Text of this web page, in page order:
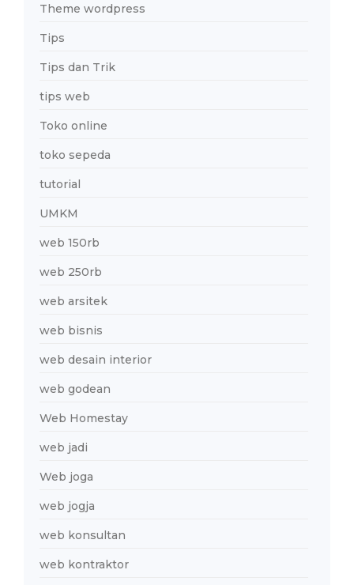
Theme wordpress
Tips
Tips dan Trik
tips web
Toko online
toko sepeda
tutorial
UMKM
web 150rb
web 250rb
web arsitek
web bisnis
web desain interior
web godean
Web Homestay
web jadi
Web joga
web jogja
web konsultan
web kontraktor